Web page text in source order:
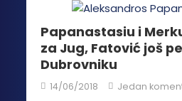
Papanastasiu i
za Jug, Fatović još
Dubrovniku
14/06/2018 Jedan